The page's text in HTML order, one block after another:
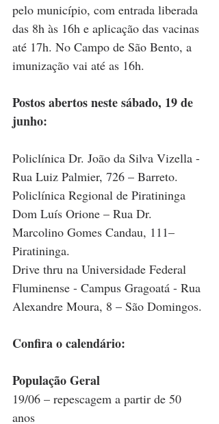
pelo município, com entrada liberada
das 8h às 16h e aplicação das vacinas
até 17h. No Campo de São Bento, a
imunização vai até as 16h.
Postos abertos neste sábado, 19 de
junho:
Policlínica Dr. João da Silva Vizella -
Rua Luiz Palmier, 726 – Barreto.
Policlínica Regional de Piratininga
Dom Luís Orione – Rua Dr.
Marcolino Gomes Candau, 111–
Piratininga.
Drive thru na Universidade Federal
Fluminense - Campus Gragoatá - Rua
Alexandre Moura, 8 – São Domingos.
Confira o calendário:
População Geral
19/06 – repescagem a partir de 50
anos